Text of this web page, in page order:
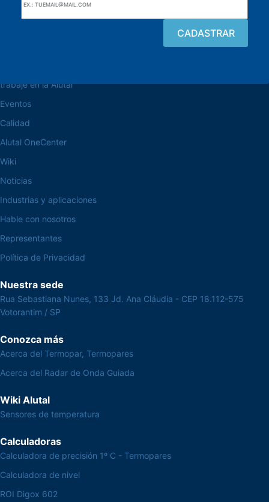
trabaje en la Alutal
Eventos
Calidad
Alutal OneCenter
Wiki
Noticias
Industrias y aplicaciones
Hable con nosotros
Representantes
Política de Privacidad
Nuestra sede
Rua Sebastiana Nunes, 133 Jd. Ana Cláudia - CEP 18.112-575
Votorantim / SP
Conozca más
Acerca del Termopar, Termopares
Acerca del Radar de Onda Guiada
Wiki Alutal
Sensores de temperatura
Calculadoras
Calculadora de precisión 1º C - Termopares
Calculadora de nivel
ROI Digox 602